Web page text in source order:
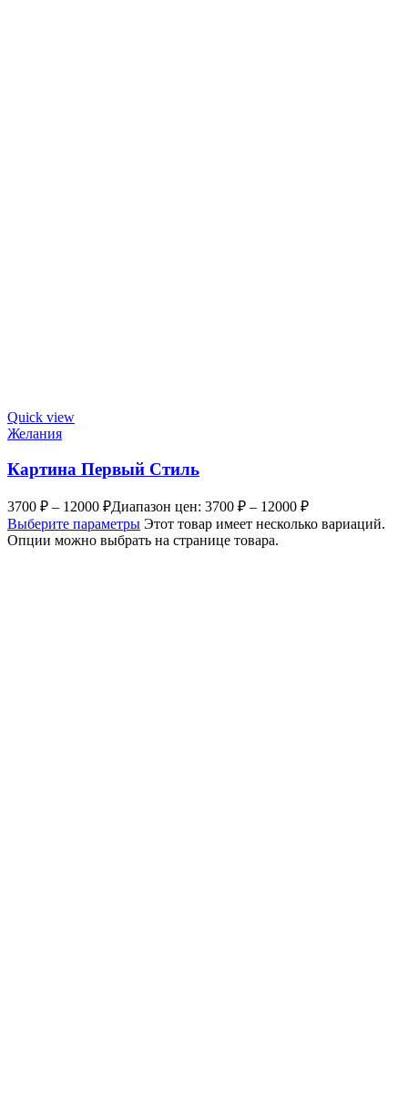
Quick view
Желания
Картина Первый Стиль
3700 ₽ – 12000 ₽Диапазон цен: 3700 ₽ – 12000 ₽
Выберите параметры Этот товар имеет несколько вариаций.
Опции можно выбрать на странице товара.